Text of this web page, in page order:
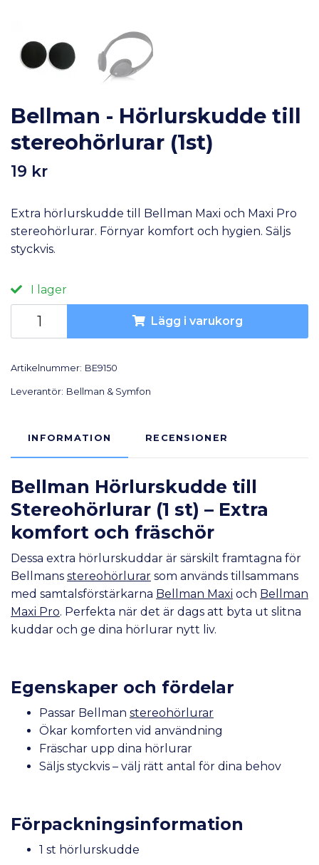
Bellman - Hörlurskudde till
stereohörlurar (1st)
19 kr
Extra hörlurskudde till Bellman Maxi och Maxi Pro
stereohörlurar. Förnyar komfort och hygien. Säljs
styckvis.
I lager
Lägg i varukorg
Artikelnummer: BE9150
Leverantör: Bellman & Symfon
INFORMATION RECENSIONER
Bellman Hörlurskudde till
Stereohörlurar (1 st) – Extra
komfort och fräschör
Dessa extra hörlurskuddar är särskilt framtagna för
Bellmans stereohörlurar som används tillsammans
med samtalsförstärkarna Bellman Maxi och Bellman
Maxi Pro. Perfekta när det är dags att byta ut slitna
kuddar och ge dina hörlurar nytt liv.
Egenskaper och fördelar
Passar Bellman stereohörlurar
Ökar komforten vid användning
Fräschar upp dina hörlurar
Säljs styckvis – välj rätt antal för dina behov
Förpackningsinformation
1 st hörlurskudde